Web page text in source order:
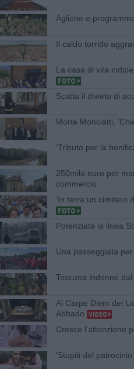
Aglione e
Il caldo torrido
La casa di vita
Scatta il divieto di
Morte Monciatti,
'Tributo per la
250mila euro per
commercio
'In terra un cimitero
Potenziata la linea
Una passeggiata
Toscana indenne
Al Carpe Diem dei
Abbado
Cresce l'attenzione
'Stupiti del